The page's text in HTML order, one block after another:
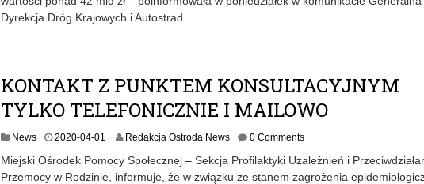
0
Dyrekcja Dróg Krajowych i Autostrad.
KONTAKT Z PUNKTEM KONSULTACYJNYM
TYLKO TELEFONICZNIE I MAILOWO
News 2020-04-01 Redakcja Ostroda News 0 Comments
Miejski Ośrodek Pomocy Społecznej – Sekcja Profilaktyki Uzależnień i
Przemocy w Rodzinie, informuje, że w związku ze stanem zagrożenia